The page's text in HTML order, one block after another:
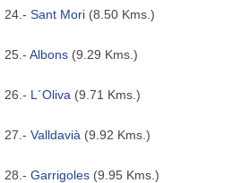
24.- Sant Mori (8.50 Kms.)
25.- Albons (9.29 Kms.)
26.- L´Oliva (9.71 Kms.)
27.- Valldavià (9.92 Kms.)
28.- Garrigoles (9.95 Kms.)